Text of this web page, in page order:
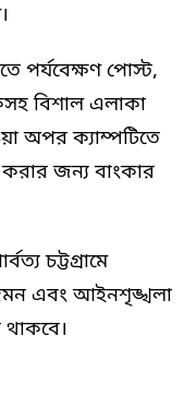
পর্যবেক্ষণ পোস্ট,
বিশাল এলাকা
অপর ক্যাম্পটিতে
করার জন্য বাংকার
চট্টগ্রামে
দমন এবং আইনশৃঙ্খলা